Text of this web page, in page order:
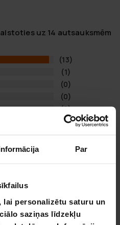
Par
lai personalizētu saturu un
saziņas līdzekļu
uz 14 autsauksmēm
13
1
0
0
0